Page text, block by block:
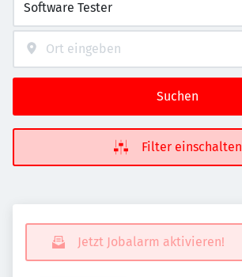
Suchen
Filter einschalten
Jetzt Jobalarm aktivieren!